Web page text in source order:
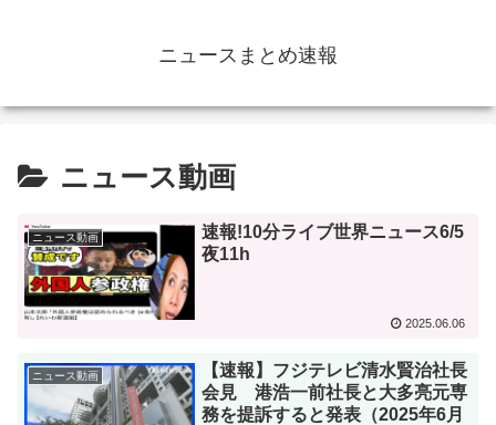
ニュースまとめ速報
ニュース動画
ニュース動画
速報!10分ライブ世界ニュース6/5
夜11h
2025.06.06
ニュース動画
【速報】フジテレビ清水賢治社長
会見 港浩一前社長と大多亮元専
務を提訴すると発表（2025年6月